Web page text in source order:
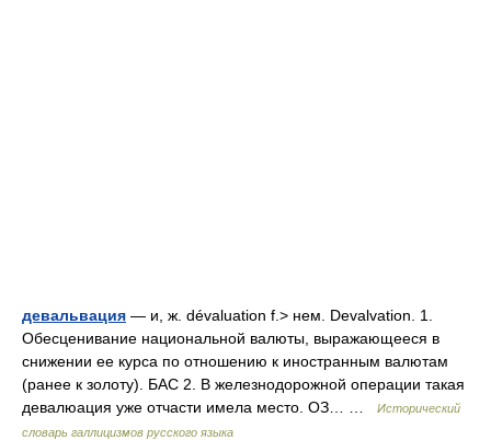
девальвация — и, ж. dévaluation f.> нем. Devalvation. 1.
Обесценивание национальной валюты, выражающееся в
снижении ее курса по отношению к иностранным валютам
(ранее к золоту). БАС 2. В железнодорожной операции такая
девалюация уже отчасти имела место. ОЗ… …
Исторический
словарь галлицизмов русского языка